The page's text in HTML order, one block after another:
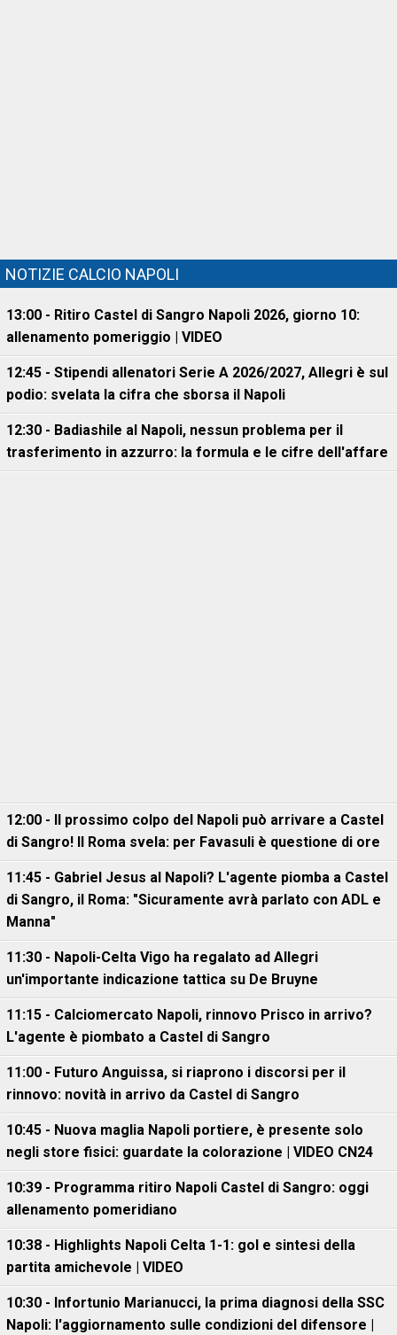
NOTIZIE CALCIO NAPOLI
13:00 - Ritiro Castel di Sangro Napoli 2026, giorno 10:
allenamento pomeriggio | VIDEO
12:45 - Stipendi allenatori Serie A 2026/2027, Allegri è sul
podio: svelata la cifra che sborsa il Napoli
12:30 - Badiashile al Napoli, nessun problema per il
trasferimento in azzurro: la formula e le cifre dell'affare
12:00 - Il prossimo colpo del Napoli può arrivare a Castel
di Sangro! Il Roma svela: per Favasuli è questione di ore
11:45 - Gabriel Jesus al Napoli? L'agente piomba a Castel
di Sangro, il Roma: "Sicuramente avrà parlato con ADL e
Manna"
11:30 - Napoli-Celta Vigo ha regalato ad Allegri
un'importante indicazione tattica su De Bruyne
11:15 - Calciomercato Napoli, rinnovo Prisco in arrivo?
L'agente è piombato a Castel di Sangro
11:00 - Futuro Anguissa, si riaprono i discorsi per il
rinnovo: novità in arrivo da Castel di Sangro
10:45 - Nuova maglia Napoli portiere, è presente solo
negli store fisici: guardate la colorazione | VIDEO CN24
10:39 - Programma ritiro Napoli Castel di Sangro: oggi
allenamento pomeridiano
10:38 - Highlights Napoli Celta 1-1: gol e sintesi della
partita amichevole | VIDEO
10:30 - Infortunio Marianucci, la prima diagnosi della SSC
Napoli: l'aggiornamento sulle condizioni del difensore |